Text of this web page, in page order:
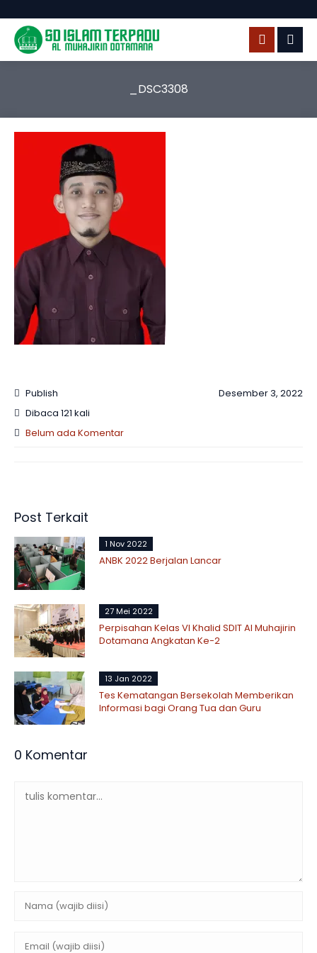
_DSC3308
Publish
Desember 3, 2022
Dibaca 121 kali
Belum ada Komentar
Post Terkait
1 Nov 2022
ANBK 2022 Berjalan Lancar
27 Mei 2022
Perpisahan Kelas VI Khalid SDIT Al Muhajirin
Dotamana Angkatan Ke-2
13 Jan 2022
Tes Kematangan Bersekolah Memberikan
Informasi bagi Orang Tua dan Guru
0 Komentar